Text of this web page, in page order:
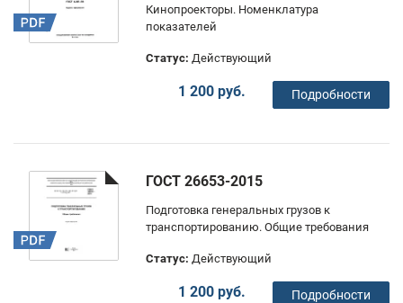
Кинопроекторы. Номенклатура
показателей
Статус: Действующий
1 200 руб. Подробности
ГОСТ 26653-2015
Подготовка генеральных грузов к
транспортированию. Общие требования
Статус: Действующий
1 200 руб. Подробности